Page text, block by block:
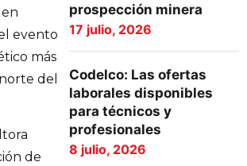
evento
más
del
de
prospección minera
17 julio, 2026
Codelco: Las ofertas
laborales disponibles
para técnicos y
profesionales
8 julio, 2026